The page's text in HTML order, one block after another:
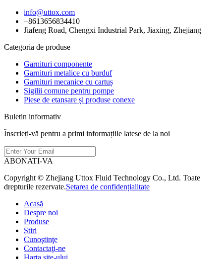
info@uttox.com
+8613656834410
Jiafeng Road, Chengxi Industrial Park, Jiaxing, Zhejiang
Categoria de produse
Garnituri componente
Garnituri metalice cu burduf
Garnituri mecanice cu cartuș
Sigilii comune pentru pompe
Piese de etanșare și produse conexe
Buletin informativ
Înscrieți-vă pentru a primi informațiile latese de la noi
ABONATI-VA
Copyright © Zhejiang Uttox Fluid Technology Co., Ltd. Toate
drepturile rezervate.Setarea de confidențialitate
Acasă
Despre noi
Produse
Știri
Cunoştinţe
Contactaţi-ne
Harta site-ului